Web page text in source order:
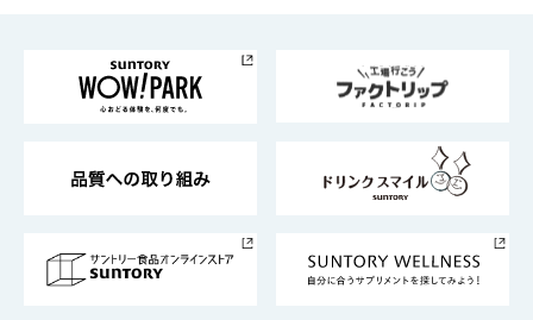
地域情報
サントリーサンバーズ大阪
サントリーが考えるサステナビリティ経営
企業概要
採用情報